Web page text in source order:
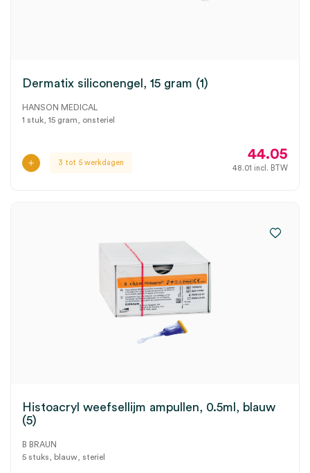
Dermatix siliconengel, 15 gram (1)
HANSON MEDICAL
1 stuk, 15 gram, onsteriel
3 tot 5 werkdagen
44.05
48.01 incl. BTW
Histoacryl weefsellijm ampullen, 0.5ml, blauw
(5)
B BRAUN
5 stuks, blauw, steriel